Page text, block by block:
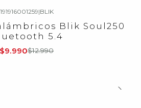
191916001259|BLIK
Blik Soul250
5.4
$9.990$12.990